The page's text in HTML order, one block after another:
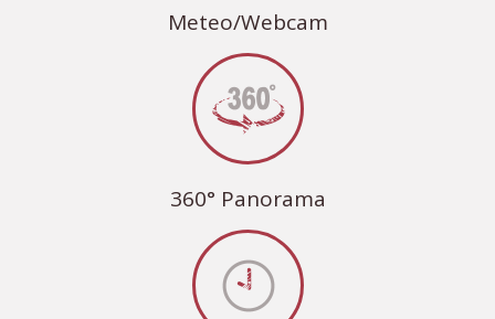
Meteo/Webcam
360° Panorama